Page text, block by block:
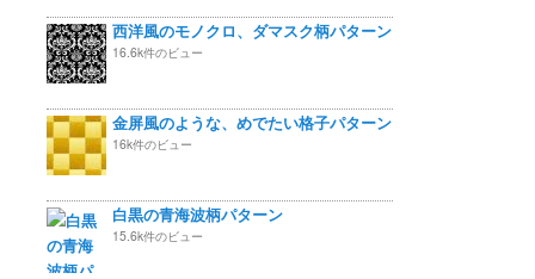
西洋風のモノクロ、ダマスク柄パターン
16.6k件のビュー
金屏風のような、めでたい格子パターン
16k件のビュー
白黒の青海波柄パターン
15.6k件のビュー